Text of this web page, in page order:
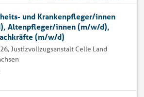
und Krankenpfleger/innen
Altenpfleger/innen (m/w/d),
(m/w/d)
Justizvollzugsanstalt Celle Land